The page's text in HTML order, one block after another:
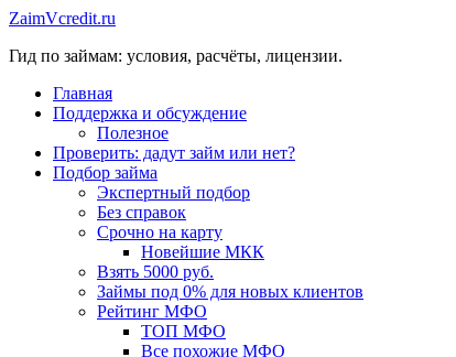
Перейти
содержимому
ZaimVcredit.ru
Гид по займам: условия, расчёты, лицензии.
Главная
Поддержка и обсуждение
Полезное
Проверить: дадут займ или нет?
Подбор займа
Экспертный подбор
Без справок
Срочно на карту
Новейшие МКК
Взять 5000 руб.
Займы под 0% для новых клиентов
Рейтинг МФО
ТОП МФО
Все похожие МФО